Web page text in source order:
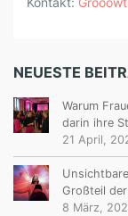
NEUESTE
Warum
darin ihre
21 April,
Großteil
8 März,